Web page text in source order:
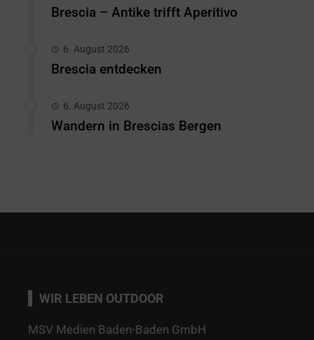
Brescia – Antike trifft Aperitivo
6. August 2026
Brescia entdecken
6. August 2026
Wandern in Brescias Bergen
WIR LEBEN OUTDOOR
MSV Medien Baden-Baden GmbH